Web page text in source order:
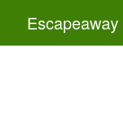
Escapeaway